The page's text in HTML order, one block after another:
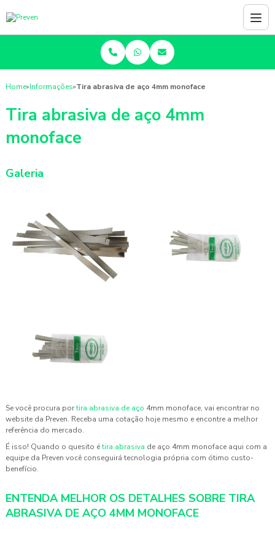
Home»Informações»Tira abrasiva de aço 4mm monoface
Tira abrasiva de aço 4mm
monoface
Galeria
Se você procura portira abrasiva de aço 4mm monoface, vai encontrar no
website da Preven. Receba uma cotação hoje mesmo e encontre a melhor
referência do mercado.
É isso! Quando o quesito étira abrasiva de aço 4mm monoface aqui com a
equipe da Preven você conseguirá tecnologia própria com ótimo custo-
benefício.
ENTENDA MELHOR OS DETALHES SOBRE TIRA
ABRASIVA DE AÇO 4MM MONOFACE